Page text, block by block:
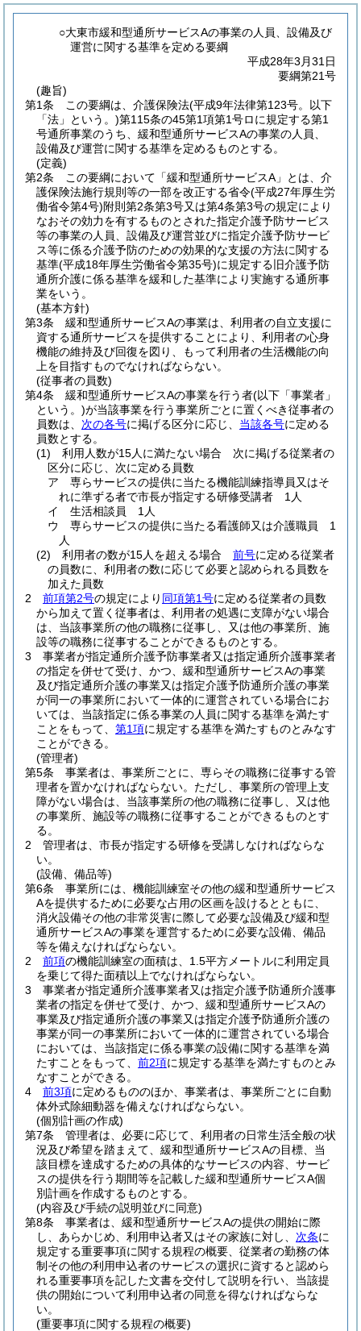
○大東市緩和型通所サービスAの事業の人員、設備及び
運営に関する基準を定める要綱
平成28年3月31日
要綱第21号
(趣旨)
第1条
この要綱は、介護保険法(平成9年法律第123号。以下
「法」という。)第115条の45第1項第1号ロに規定する第1
号通所事業のうち、緩和型通所サービスAの事業の人員、
設備及び運営に関する基準を定めるものとする。
(定義)
第2条
この要綱において「緩和型通所サービスA」とは、介
護保険法施行規則等の一部を改正する省令(平成27年厚生労
働省令第4号)附則第2条第3号又は第4条第3号の規定により
なおその効力を有するものとされた指定介護予防サービス
等の事業の人員、設備及び運営並びに指定介護予防サービ
ス等に係る介護予防のための効果的な支援の方法に関する
基準(平成18年厚生労働省令第35号)に規定する旧介護予防
通所介護に係る基準を緩和した基準により実施する通所事
業をいう。
(基本方針)
第3条
緩和型通所サービスAの事業は、利用者の自立支援に
資する通所サービスを提供することにより、利用者の心身
機能の維持及び回復を図り、もって利用者の生活機能の向
上を目指すものでなければならない。
(従事者の員数)
第4条
緩和型通所サービスAの事業を行う者(以下「事業者」
という。)が当該事業を行う事業所ごとに置くべき従事者の
員数は、 次の各号に掲げる区分に応じ、 当該各号に定める
員数とする。
(1)
利用人数が15人に満たない場合 次に掲げる従業者の
区分に応じ、次に定める員数
ア
専らサービスの提供に当たる機能訓練指導員又はそ
れに準ずる者で市長が指定する研修受講者 1人
イ
生活相談員 1人
ウ
専らサービスの提供に当たる看護師又は介護職員 1
人
(2)
利用者の数が15人を超える場合 前号に定める従業者
の員数に、利用者の数に応じて必要と認められる員数を
加えた員数
2
前項第2号の規定により 同項第1号に定める従業者の員数
から加えて置く従事者は、利用者の処遇に支障がない場合
は、当該事業所の他の職務に従事し、又は他の事業所、施
設等の職務に従事することができるものとする。
3
事業者が指定通所介護予防事業者又は指定通所介護事業者
の指定を併せて受け、かつ、緩和型通所サービスAの事業
及び指定通所介護の事業又は指定介護予防通所介護の事業
が同一の事業所において一体的に運営されている場合にお
いては、当該指定に係る事業の人員に関する基準を満たす
ことをもって、 第1項に規定する基準を満たすものとみなす
ことができる。
(管理者)
第5条
事業者は、事業所ごとに、専らその職務に従事する管
理者を置かなければならない。 ただし、事業所の管理上支
障がない場合は、当該事業所の他の職務に従事し、又は他
の事業所、施設等の職務に従事することができるものとす
る。
2
管理者は、市長が指定する研修を受講しなければならな
い。
(設備、備品等)
第6条
事業所には、機能訓練室その他の緩和型通所サービス
Aを提供するために必要な占用の区画を設けるとともに、
消火設備その他の非常災害に際して必要な設備及び緩和型
通所サービスAの事業を運営するために必要な設備、備品
等を備えなければならない。
2
前項の機能訓練室の面積は、1.5平方メートルに利用定員
を乗じて得た面積以上でなければならない。
3
事業者が指定通所介護事業者又は指定介護予防通所介護事
業者の指定を併せて受け、かつ、緩和型通所サービスAの
事業及び指定通所介護の事業又は指定介護予防通所介護の
事業が同一の事業所において一体的に運営されている場合
においては、当該指定に係る事業の設備に関する基準を満
たすことをもって、 前2項に規定する基準を満たすものとみ
なすことができる。
4
前3項に定めるもののほか、事業者は、事業所ごとに自動
体外式除細動器を備えなければならない。
(個別計画の作成)
第7条
管理者は、必要に応じて、利用者の日常生活全般の状
況及び希望を踏まえて、緩和型通所サービスAの目標、当
該目標を達成するための具体的なサービスの内容、サービ
スの提供を行う期間等を記載した緩和型通所サービスA個
別計画を作成するものとする。
(内容及び手続の説明並びに同意)
第8条
事業者は、緩和型通所サービスAの提供の開始に際
し、あらかじめ、利用申込者又はその家族に対し、 次条に
規定する重要事項に関する規程の概要、従業者の勤務の体
制その他の利用申込者のサービスの選択に資すると認めら
れる重要事項を記した文書を交付して説明を行い、当該提
供の開始について利用申込者の同意を得なければならな
い。
(重要事項に関する規程の概要)